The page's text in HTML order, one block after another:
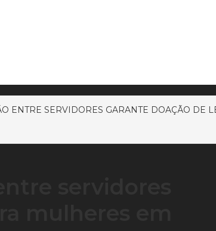
ENTRE SERVIDORES GARANTE DOAÇÃO DE